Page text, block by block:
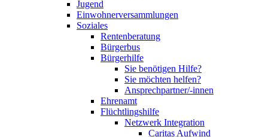
Jugend
Einwohnerversammlungen
Soziales
Rentenberatung
Bürgerbus
Bürgerhilfe
Sie benötigen Hilfe?
Sie möchten helfen?
Ansprechpartner/-innen
Ehrenamt
Flüchtlingshilfe
Netzwerk Integration
Caritas Aufwind